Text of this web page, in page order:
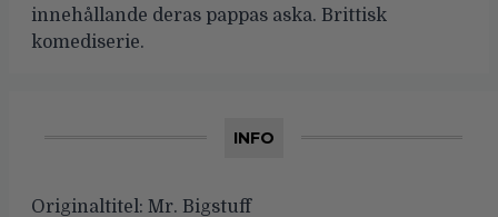
innehållande deras pappas aska. Brittisk
komediserie.
INFO
Originaltitel: Mr. Bigstuff